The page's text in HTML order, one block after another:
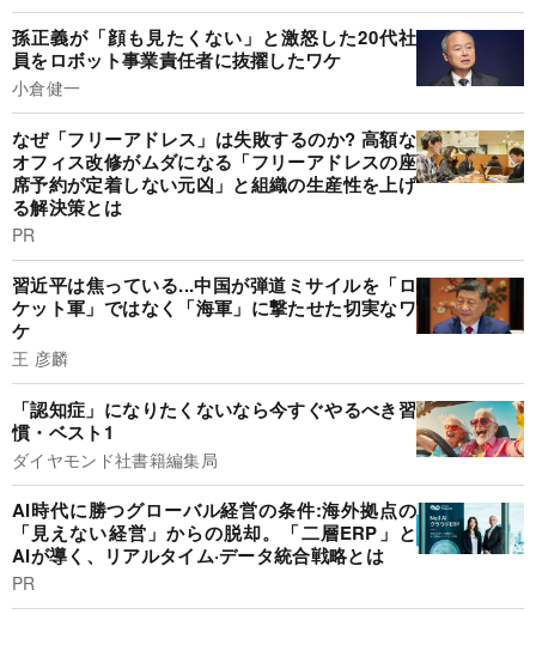
孫正義が「顔も見たくない」と激怒した20代社
員をロボット事業責任者に抜擢したワケ
小倉健一
なぜ「フリーアドレス」は失敗するのか? 高額な
オフィス改修がムダになる「フリーアドレスの座
席予約が定着しない元凶」と組織の生産性を上げ
る解決策とは
PR
習近平は焦っている...中国が弾道ミサイルを「ロ
ケット軍」ではなく「海軍」に撃たせた切実なワ
ケ
王 彦麟
「認知症」になりたくないなら今すぐやるべき習
慣・ベスト1
ダイヤモンド社書籍編集局
AI時代に勝つグローバル経営の条件:海外拠点の
「見えない経営」からの脱却。「二層ERP」と
AIが導く、リアルタイム·データ統合戦略とは
PR